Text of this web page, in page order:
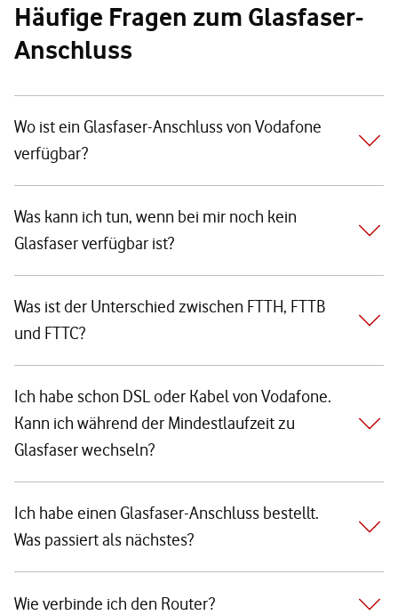
Häufige Fragen zum Glasfaser-
Anschluss
Wo ist ein Glasfaser-Anschluss von Vodafone
verfügbar?
Was kann ich tun, wenn bei mir noch kein
Glasfaser verfügbar ist?
Was ist der Unterschied zwischen FTTH, FTTB
und FTTC?
Ich habe schon DSL oder Kabel von Vodafone.
Kann ich während der Mindestlaufzeit zu
Glasfaser wechseln?
Ich habe einen Glasfaser-Anschluss bestellt.
Was passiert als nächstes?
Wie verbinde ich den Router?